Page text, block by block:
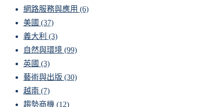
網路服務與應用 (6)
美國 (37)
義大利 (3)
自然與環境 (99)
英國 (3)
藝術與出版 (30)
越南 (7)
趨勢商機 (12)